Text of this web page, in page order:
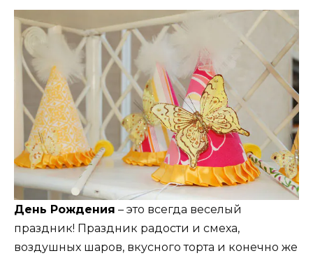
День Рождения – это всегда веселый
праздник! Праздник радости и смеха,
воздушных шаров, вкусного торта и конечно же